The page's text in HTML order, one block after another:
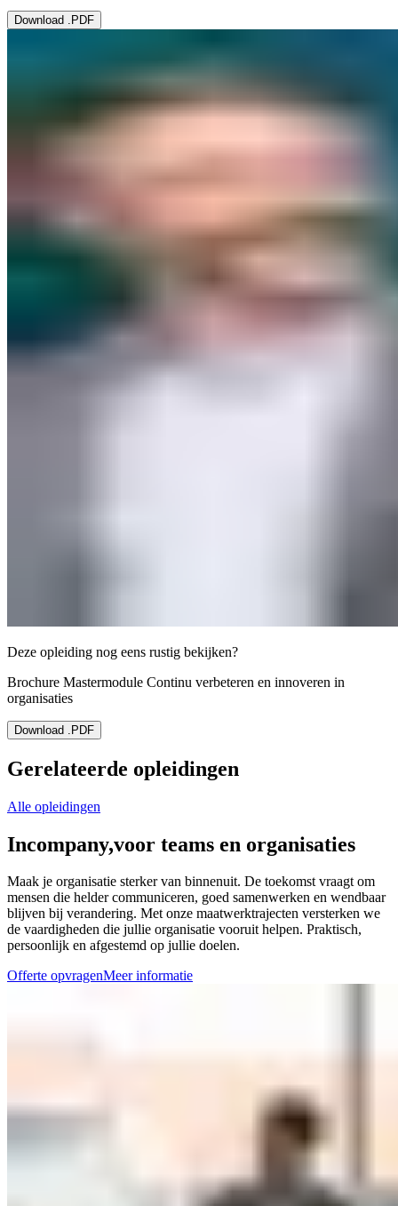
Download .PDF
Deze opleiding nog eens rustig bekijken?
Brochure Mastermodule Continu verbeteren en innoveren in
organisaties
Download .PDF
Gerelateerde opleidingen
Alle opleidingen
Incompany,voor teams en organisaties
Maak je organisatie sterker van binnenuit. De toekomst vraagt om
mensen die helder communiceren, goed samenwerken en wendbaar
blijven bij verandering. Met onze maatwerktrajecten versterken we
de vaardigheden die jullie organisatie vooruit helpen. Praktisch,
persoonlijk en afgestemd op jullie doelen.
Offerte opvragenMeer informatie